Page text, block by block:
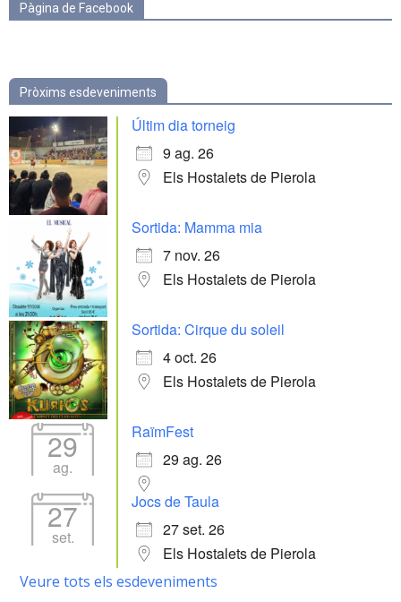
Pàgina de Facebook
Pròxims esdeveniments
Últim dia torneig
9 ag. 26
Els Hostalets de Pierola
Sortida: Mamma mia
7 nov. 26
Els Hostalets de Pierola
Sortida: Cirque du soleil
4 oct. 26
Els Hostalets de Pierola
29
ag.
RaïmFest
29 ag. 26
27
set.
Jocs de Taula
27 set. 26
Els Hostalets de Pierola
Veure tots els esdeveniments